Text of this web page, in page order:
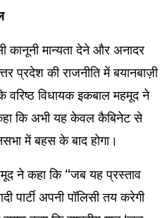
कानूनी मान्यता देने और अनादर
प्रदेश की राजनीति में बयानबाज़ी
वरिष्ठ विधायक इकबाल महमूद ने
कि अभी यह केवल कैबिनेट से
में बहस के बाद होगा।
ने कहा कि “जब यह प्रस्ताव
पार्टी अपनी पॉलिसी तय करेगी